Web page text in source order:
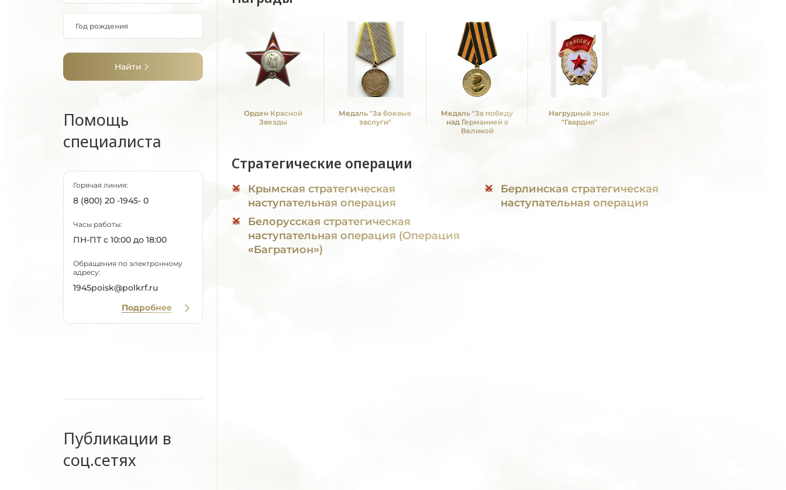
Найти
Помощь
специалиста
Горячая линия:
8 (800) 20 -1945- 0
Часы работы:
ПН-ПТ с 10:00 до 18:00
Обращения по электронному
адресу:
1945poisk@polkrf.ru
Подробнее
Публикации в
соц.сетях
Орден Красной
Звезды
Медаль "За боевые
заслуги"
Медаль "За победу
над Германией в
Великой
Нагрудный знак
"Гвардия"
Стратегические операции
Крымская стратегическая
наступательная операция
Белорусская стратегическая
наступательная операция (Операция
«Багратион»)
Берлинская стратегическая
наступательная операция